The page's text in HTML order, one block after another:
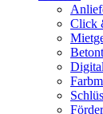
Click